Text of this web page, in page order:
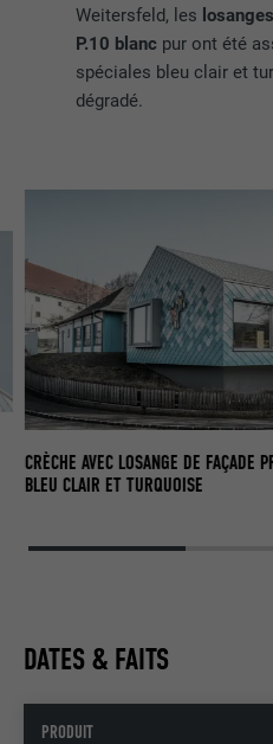
Weitersfeld, les
P.10 blanc pur ont été
spéciales bleu clair et
dégradé.
CRÈCHE AVEC LOSANGE DE
BLEU CLAIR ET TURQUOISE
DATES & FAITS
PRODUIT